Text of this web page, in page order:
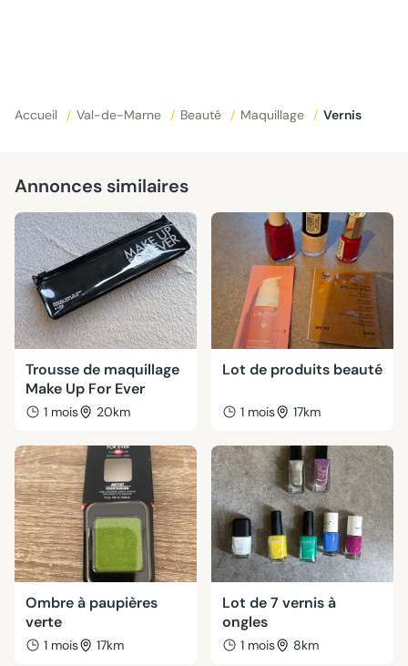
Accueil / Val-de-Marne / Beauté / Maquillage / Vernis
Annonces similaires
Trousse de maquillage
Make Up For Ever
1 mois 20km
Lot de produits beauté
1 mois 17km
Ombre à paupières
verte
1 mois 17km
Lot de 7 vernis à
ongles
1 mois 8km